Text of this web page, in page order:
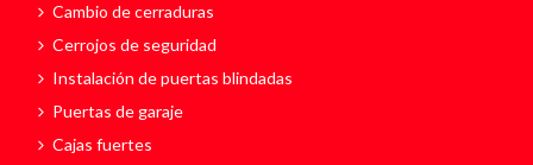
Cambio de cerraduras
Cerrojos de seguridad
Instalación de puertas blindadas
Puertas de garaje
Cajas fuertes